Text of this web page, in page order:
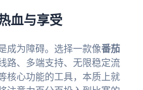
血与享受
成为障碍。选择一款像番茄
路、多端支持、无限稳定流
核心功能的工具，本质上就